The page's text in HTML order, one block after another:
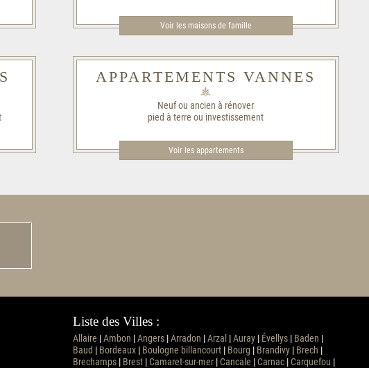
Voir les maisons de famille​
APPARTEMENTS VANNES
Neuf ou ancien à rénover
pied à terre ou investissement
Voir les appartements
Liste des Villes :
Allaire |Ambon |Angers|Arradon |Arzal |Auray| Évellys| Baden |
Baud | Bordeaux| Boulogne billancourt| Bourg | Brandivy| Brech |
Brechamps| Brest|Camaret-sur-mer|Cancale |Carnac|Carquefou |